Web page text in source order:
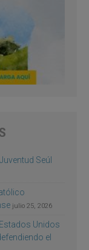
Seúl
julio 25, 2026
Unidos
el